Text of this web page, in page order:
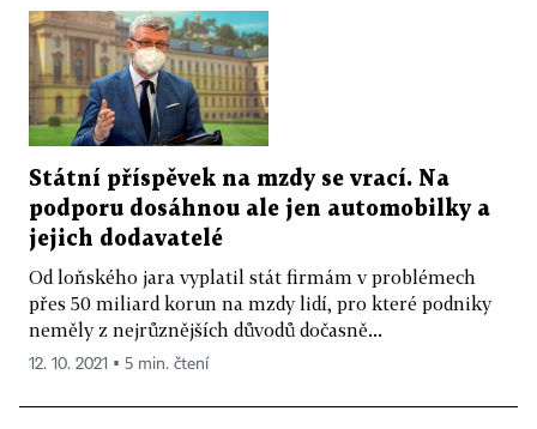
Státní příspěvek na mzdy se vrací. Na
podporu dosáhnou ale jen automobilky a
jejich dodavatelé
Od loňského jara vyplatil stát firmám v problémech
přes 50 miliard korun na mzdy lidí, pro které podniky
neměly z nejrůznějších důvodů dočasně...
12. 10. 2021 ▪ 5 min. čtení